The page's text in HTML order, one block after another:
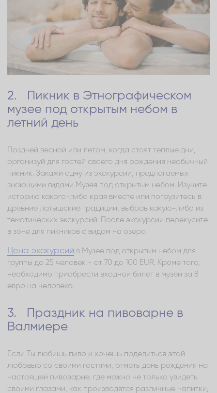
2. Пикник в Этнографическом
музее под открытым небом в
летний день
Поздней весной или летом, когда стоят теплые дни,
организуй для гостей своего дня рождения необычный
пикник. Закажи одну из экскурсий, предлагаемых
знающими гидами Музея под открытым небом. Изучите
историю какого-либо края вместе или погрузитесь в
древние латышские традиции, выбрав какую-либо из
тематических экскурсий. После экскурсии перекусите
в зоне для пикников с видом на озеро.
Цена экскурсий в Музее под открытым небом для
группы до 25 человек - от 70 до 100 EUR. Кроме того,
необходимо приобрести входной билет в музей за 8
евро на человека.
3. Праздник на пивоварне в
Валмиере
Если Ты любишь пиво и хочешь поделиться этой
любовью со своими гостями, отметь день рождения на
настоящей пивоварне, где можно не только увидеть
своими глазами, как производятся различные напитки,